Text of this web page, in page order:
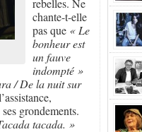
rebelles. Ne
chante-t-elle
pas que « Le
bonheur est
un fauve
indompté »
/ De la nuit sur
grondements.
tacada. »